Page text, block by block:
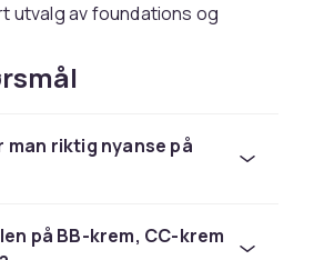
utvalg av foundations og
for din
passer de fleste hudtyper
gir en lett og
man riktig nyanse på
på BB-krem, CC-krem